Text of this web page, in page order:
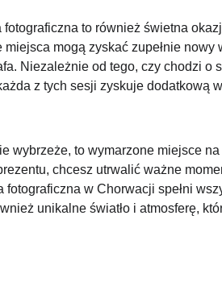
to również świetna
mogą zyskać zupełnie nowy
Niezależnie od tego, czy chodzi o
z tych sesji zyskuje dodatkową
wybrzeże, to wymarzone miejsce
chcesz utrwalić ważne
w Chorwacji spełni
unikalne światło i atmosferę,